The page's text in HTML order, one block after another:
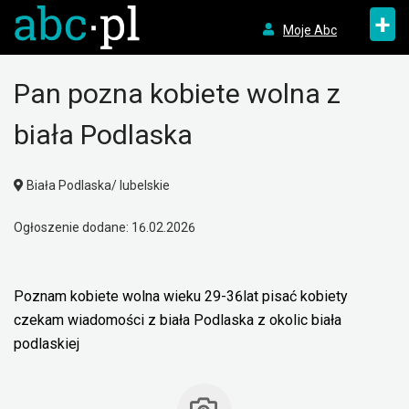
Moje Abc +
Pan pozna kobiete wolna z
biała Podlaska
Biała Podlaska/ lubelskie
Ogłoszenie dodane: 16.02.2026
Poznam kobiete wolna wieku 29-36lat pisać kobiety
czekam wiadomości z biała Podlaska z okolic biała
podlaskiej